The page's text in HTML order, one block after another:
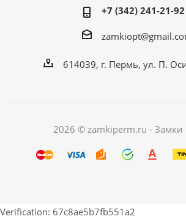
+7 (342) 241-21-92
614039, г. Пермь, ул. П.
2026 © zamkiperm.ru - Замки
Verification: 67c8ae5b7fb551a2